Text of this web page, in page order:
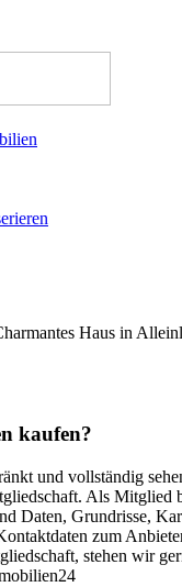
Haus in
kaufen?
und vollständig
Als Mitglied
Daten, Grundrisse,
zum
stehen wir